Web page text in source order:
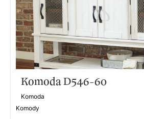
Komoda D546-60
Komoda
Komody